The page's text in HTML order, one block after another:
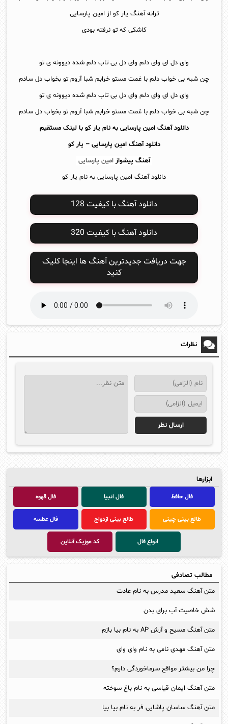
ترانه آهنگ یار کو از امین پارسایی
کاشکی که تو نرفته بودی
وای دل ای وای دلم وای دل بی تاب دلم شده دیوونه ی تو
چن شبه بی خواب دلم با غمت مستو خرابم شبا آروم تو بخواب دل سادم
وای دل ای وای دلم وای دل بی تاب دلم شده دیوونه ی تو
چن شبه بی خواب دلم با غمت مستو خرابم شبا آروم تو بخواب دل سادم
دانلود آهنگ امین پارسایی به نام یار کو با لینک مستقیم
دانلود آهنگ امین پارسایی – یار کو
آهنگ پیشواز امین پارسایی
دانلود آهنگ امین پارسایی به نام یار کو
دانلود آهنگ با کیفیت 128
دانلود آهنگ با کیفیت 320
جهت دریافت جدیدترین آهنگ ها اینجا کلیک
کنید
نظرات
ابزارها
فال حافظ فال انبیا فال قهوه
طالع بینی چینی طالع بینی ازدواج فال عطسه
انواع فال کد موزیک آنلاین
مطالب تصادفی
متن آهنگ سعید مدرس به نام عادت
شش خاصیت آب برای بدن
متن آهنگ مسیح و آرش AP به نام بیا بازم
متن آهنگ مهدی نامی به نام وای وای
چرا من بیشتر مواقع سرماخوردگی دارم؟
متن آهنگ ایمان قیاسی به نام باغ سوخته
متن آهنگ ساسان پاشایی فر به نام بیا بیا